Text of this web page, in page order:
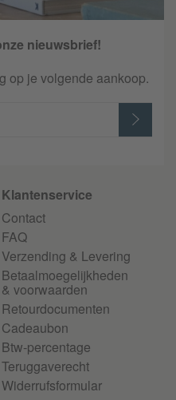
nieuwsbrief!
op je volgende aankoop.
Klantenservice
Contact
FAQ
Verzending & Levering
Betaalmoegelijkheden
& voorwaarden
Retourdocumenten
Cadeaubon
Btw-percentage
Teruggaverecht
Widerrufsformular